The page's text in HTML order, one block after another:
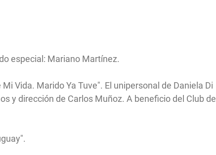
especial: Mariano Martínez.
Vida. Marido Ya Tuve". El unipersonal de Daniela Di
y dirección de Carlos Muñoz. A beneficio del Club de